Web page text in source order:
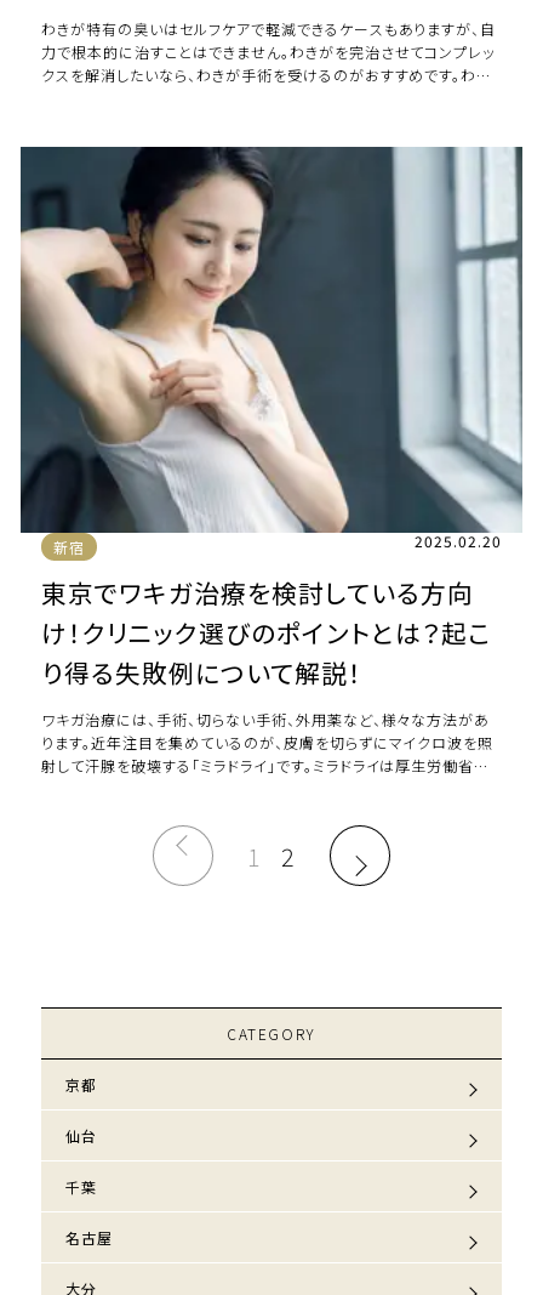
わきが特有の臭いはセルフケアで軽減できるケースもありますが、自
力で根本的に治すことはできません。わきがを完治させてコンプレッ
クスを解消したいなら、わきが手術を受けるのがおすすめです。わき
新宿 2025.02.20
東京でワキガ治療を検討している方向
け！クリニック選びのポイントとは？起こ
り得る失敗例について解説！
ワキガ治療には、手術、切らない手術、外用薬など、様々な方法があ
ります。近年注目を集めているのが、皮膚を切らずにマイクロ波を照
射して汗腺を破壊する「ミラドライ」です。ミラドライは厚生労働省か
1 2
CATEGORY
京都
仙台
千葉
名古屋
大分